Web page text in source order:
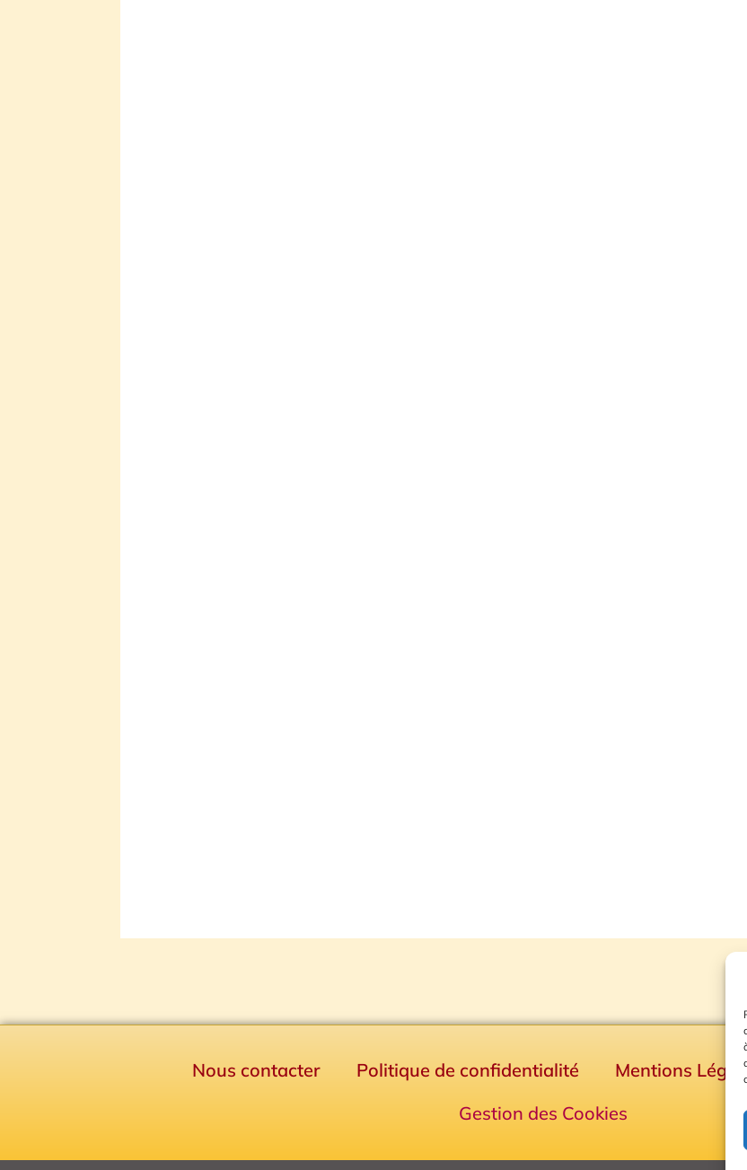
Nous contacter Politique de confidentialité Mentions
Gestion des Cookies